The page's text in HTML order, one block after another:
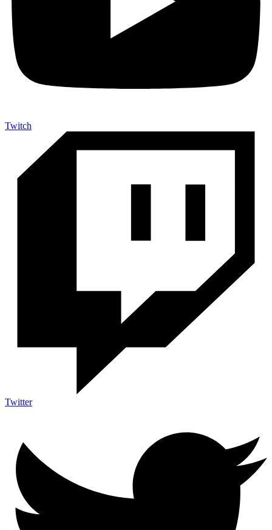
Twitch
Twitter